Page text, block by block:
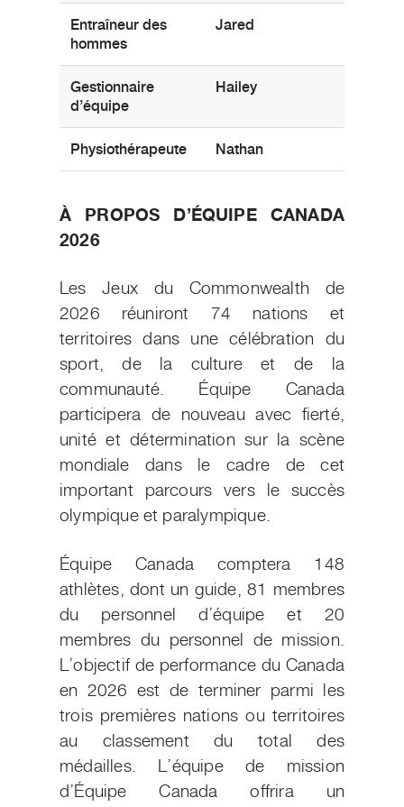
Entraîneur des
hommes
Jared
Gestionnaire
d’équipe
Hailey
Physiothérapeute Nathan
À PROPOS D’ÉQUIPE CANADA
2026
Les Jeux du Commonwealth de
2026 réuniront 74 nations et
territoires dans une célébration du
sport, de la culture et de la
communauté. Équipe Canada
participera de nouveau avec fierté,
unité et détermination sur la scène
mondiale dans le cadre de cet
important parcours vers le succès
olympique et paralympique.
Équipe Canada comptera 148
athlètes, dont un guide, 81 membres
du personnel d’équipe et 20
membres du personnel de mission.
L’objectif de performance du Canada
en 2026 est de terminer parmi les
trois premières nations ou territoires
au classement du total des
médailles. L’équipe de mission
d’Équipe Canada offrira un